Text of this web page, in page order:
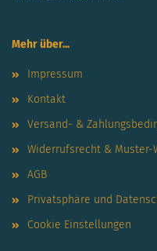
Mehr über...
Impressum
Kontakt
Versand- &
Widerrufsrecht &
AGB
Privatsphäre und
Cookie Einstellungen